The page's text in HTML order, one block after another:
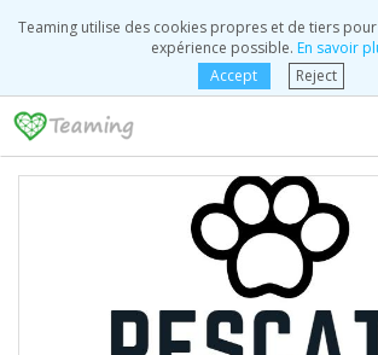
Teaming utilise des cookies propres et de tiers
expérience possible. En savoir
Accept
Reject